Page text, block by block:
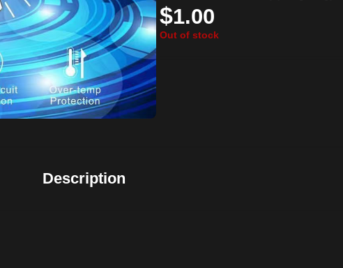
$1.00
Out of stock
Description